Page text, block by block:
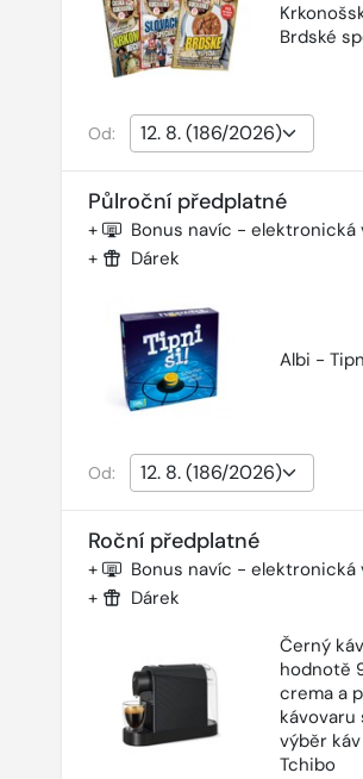
Brdské
Od:
Půlroční předplatné
+ Bonus navíc - elektronická
+ Dárek
Albi -
Od:
Roční předplatné
+ Bonus navíc - elektronická
+
Dárek
Černý
hodnotě
crema a
kávovaru
výběr
Tchibo